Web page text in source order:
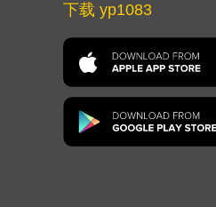
下载 yp1083